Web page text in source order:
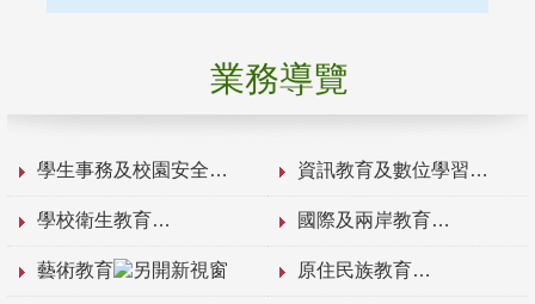
業務導覽
學生事務及校園安全 資訊教育及數位學習
學校衛生教育 國際及兩岸教育
藝術教育 原住民族教育